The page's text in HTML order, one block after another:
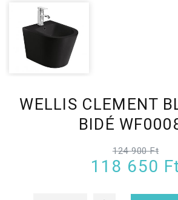
WELLIS CLEMENT
BIDÉ
124 900 Ft
118 650